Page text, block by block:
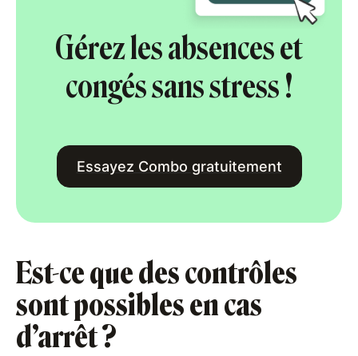
Gérez les absences et
congés sans stress !
Essayez Combo gratuitement
Est-ce que des contrôles
sont possibles en cas
d’arrêt ?